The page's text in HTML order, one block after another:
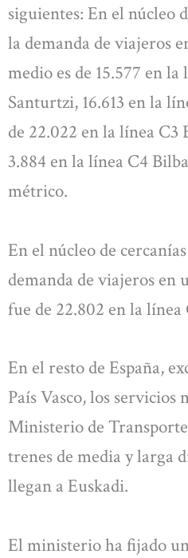
siguientes: En el núcleo
la demanda de viajeros
medio es de 15.577 en
Santurtzi, 16.613 en la
de 22.022 en la línea
3.884 en la línea C4
métrico.
En el núcleo de
demanda de viajeros en
fue de 22.802 en la
En el resto de España,
País Vasco, los
Ministerio de
trenes de media y larga
llegan a Euskadi.
El ministerio ha fijado